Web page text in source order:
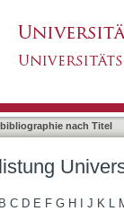
nach Titel
B C D E F G H J K L